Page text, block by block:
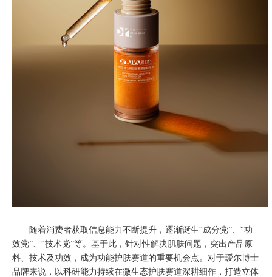
随着消费者获取信息能力不断提升，逐渐诞生“成分党”、“功
效党”、“技术党”等。基于此，针对性解决肌肤问题，突出产品原
料、技术及功效，成为功能护肤赛道的重要机会点。对于瑷尔博士
品牌来说，以科研能力持续在微生态护肤赛道深耕细作，打造立体